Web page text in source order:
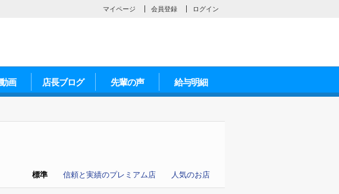
マイページ 会員登録 ログイン
画 店長ブログ 先輩の声 給与明細
人気のお店
信頼と実績のプレミアム店
標準